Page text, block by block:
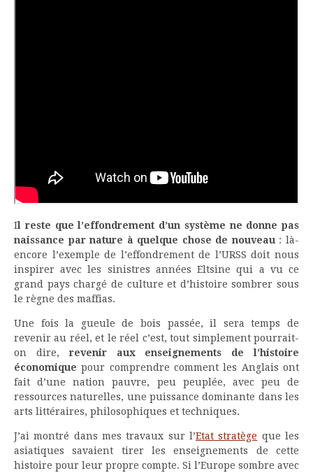
Il reste que l’effondrement d’un système ne donne pas
naissance par nature à quelque chose de nouveau : là-
encore l’exemple de l’effondrement de l’URSS doit nous
inspirer avec les sinistres années Eltsine qui a vu ce
grand pays chargé de culture et d’histoire sombrer sous
le règne des maffias.
Une fois la gueule de bois passée, il sera temps de
revenir au réel, et le réel c’est, tout simplement pourrait-
on dire, revenir aux enseignements de l’histoire
économique pour comprendre comment les Anglais ont
fait d’une nation pauvre, peu peuplée, avec peu de
ressources naturelles, une puissance dominante dans les
arts littéraires, philosophiques et techniques.
J’ai montré dans mes travaux sur l’Etat stratège que les
asiatiques savaient tirer les enseignements de cette
histoire pour leur propre compte. Si l’Europe sombre avec